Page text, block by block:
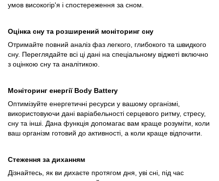
умов високогір'я і спостереження за сном.
Оцінка сну та розширений моніторинг сну
Отримайте повний аналіз фаз легкого, глибокого та швидкого
сну. Переглядайте всі ці дані на спеціальному віджеті включно
з оцінкою сну та аналітикою.
Моніторинг енергії Body Battery
Оптимізуйте енергетичні ресурси у вашому організмі,
використовуючи дані варіабельності серцевого ритму, стресу,
сну та інші. Дана функція допомагає вам краще розуміти, коли
ваш організм готовий до активності, а коли краще відпочити.
Стеження за диханням
Дізнайтесь, як ви дихаєте протягом дня, уві сні, під час